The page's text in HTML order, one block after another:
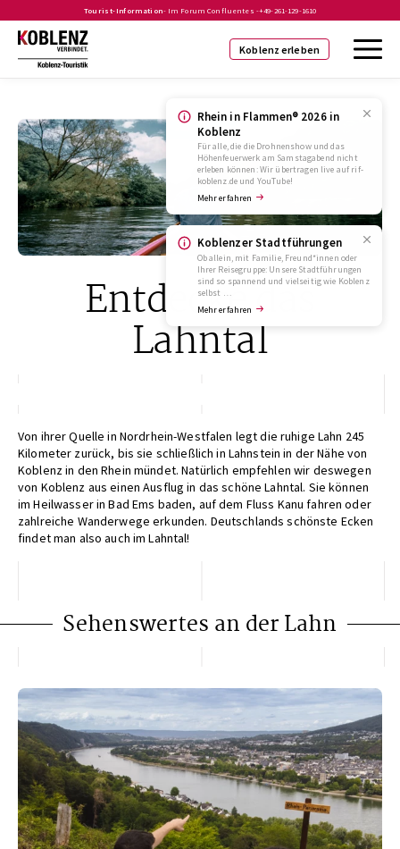
Tourist-Information- Im Forum Confluentes -+49-261-129-1610
Koblenz erleben
Rhein in Flammen® 2026 in
Koblenz
Für alle, die die Drohnenshow und das
Höhenfeuerwerk am Samstagabend nicht
erleben können: Wir übertragen live auf rif-
koblenz.de und YouTube!
Mehr erfahren
Koblenzer Stadtführungen
Ob allein, mit Familie, Freund*innen oder
Ihrer Reisegruppe: Unsere Stadtführungen
sind so spannend und vielseitig wie Koblenz
selbst …
Mehr erfahren
Entdecke das
Lahntal
Von ihrer Quelle in Nordrhein-Westfalen legt die ruhige Lahn 245
Kilometer zurück, bis sie schließlich in Lahnstein in der Nähe von
Koblenz in den Rhein mündet. Natürlich empfehlen wir deswegen
von Koblenz aus einen Ausflug in das schöne Lahntal. Sie können
im Heilwasser in Bad Ems baden, auf dem Fluss Kanu fahren oder
zahlreiche Wanderwege erkunden. Deutschlands schönste Ecken
findet man also auch im Lahntal!
Sehenswertes an der Lahn